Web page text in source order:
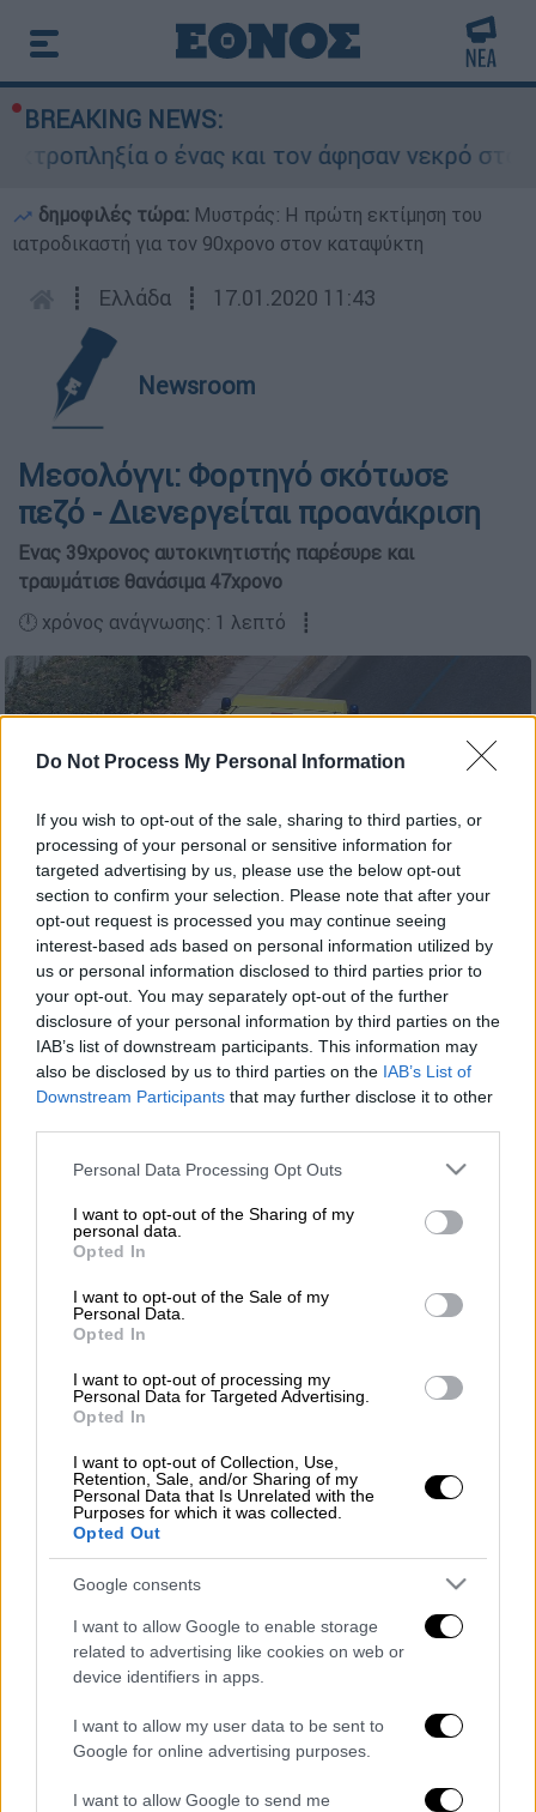
Do Not Process My Personal Information
If you wish to opt-out of the sale, sharing to third parties, or
processing of your personal or sensitive information for
targeted advertising by us, please use the below opt-out
section to confirm your selection. Please note that after your
opt-out request is processed you may continue seeing
interest-based ads based on personal information utilized by
us or personal information disclosed to third parties prior to
your opt-out. You may separately opt-out of the further
disclosure of your personal information by third parties on the
IAB’s list of downstream participants. This information may
also be disclosed by us to third parties on the IAB’s List of
Downstream Participants that may further disclose it to other
Please note that this website/app uses one or more Google
not limited to your visit or usage behaviour. You may click to
grant or deny consent to Google and its third-party tags to
use your data for below specified purposes in below Google
consent section.
Personal Data Processing Opt Outs
I want to opt-out of the Sharing of my
personal data.
Opted In
I want to opt-out of the Sale of my
Personal Data.
Opted In
I want to opt-out of processing my
Personal Data for Targeted Advertising.
Opted In
I want to opt-out of Collection, Use,
Retention, Sale, and/or Sharing of my
Personal Data that Is Unrelated with the
Purposes for which it was collected.
Opted Out
Google consents
I want to allow Google to enable storage
related to advertising like cookies on web or
device identifiers in apps.
I want to allow my user data to be sent to
Google for online advertising purposes.
I want to allow Google to send me
BREAKING NEWS:
ο ένας και τον άφησαν νεκρό στο
δημοφιλές τώρα: Μυστράς: Η πρώτη εκτίμηση του
ιατροδικαστή για τον 90χρονο στον καταψύκτη
┋ Ελλάδα ┋ 17.01.2020 11:43
Newsroom
Μεσολόγγι: Φορτηγό σκότωσε
πεζό - Διενεργείται προανάκριση
Ενας 39χρονος αυτοκινητιστής παρέσυρε και
τραυμάτισε θανάσιμα 47χρονο
🕛 χρόνος ανάγνωσης: 1 λεπτό ┋
φωτογραφία αρχείου/ (copyright: Eurokinissi/Σωτήρης
Δημητρόπουλος)
Προσθέστε το ΕΘΝΟΣ στη Google
Μεσολογγίου. Σύμφωνα με το
agriniopress.gr, ένας 39χρονος που οδηγούσε
φορτηγό με κατεύθυνση από την Κατοχή
θανάσιμα 47χρονο που κινούνταν πεζός.
άνδρας διακομίσθηκε με ασθενοφόρο του
ΕΚΑΒ στο Γενικό Νοσοκομείο Μεσολογγίου,
όπου διαπιστώθηκε ο θάνατός του. Από
τους αστυνομικούς του Αστυνομικού
Τμήματος Αιτωλικού διενεργείται
προανάκριση για τη διακρίβωση των αιτιών
και συνθηκών πρόκλησης του δυστυχήματος.
Πηγή πληροφοριών: agriniopress.gr
Διαβάστε ακόμη
Τα «γεράκια» της Ψάθας: Έσωσαν από τη
μεγάλη φωτιά τη γειτονιά που κάποτε τους